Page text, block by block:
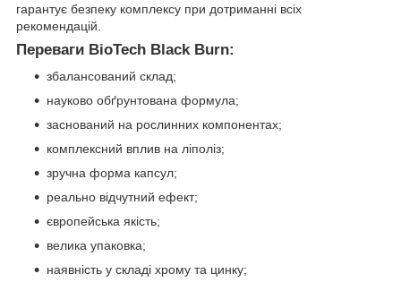
гарантує безпеку комплексу при дотриманні всіх
рекомендацій.
Переваги BioTech Black Burn:
збалансований склад;
науково обґрунтована формула;
заснований на рослинних компонентах;
комплексний вплив на ліполіз;
зручна форма капсул;
реально відчутний ефект;
європейська якість;
велика упаковка;
наявність у складі хрому та цинку;